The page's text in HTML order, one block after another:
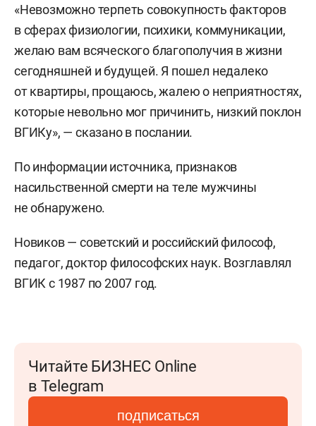
«Невозможно терпеть совокупность факторов
в сферах физиологии, психики, коммуникации,
желаю вам всяческого благополучия в жизни
сегодняшней и будущей. Я пошел недалеко
от квартиры, прощаюсь, жалею о неприятностях,
которые невольно мог причинить, низкий поклон
ВГИКу», — сказано в послании.
По информации источника, признаков
насильственной смерти на теле мужчины
не обнаружено.
Новиков — советский и российский философ,
педагог, доктор философских наук. Возглавлял
ВГИК с 1987 по 2007 год.
Читайте БИЗНЕС Online
в Telegram
подписаться